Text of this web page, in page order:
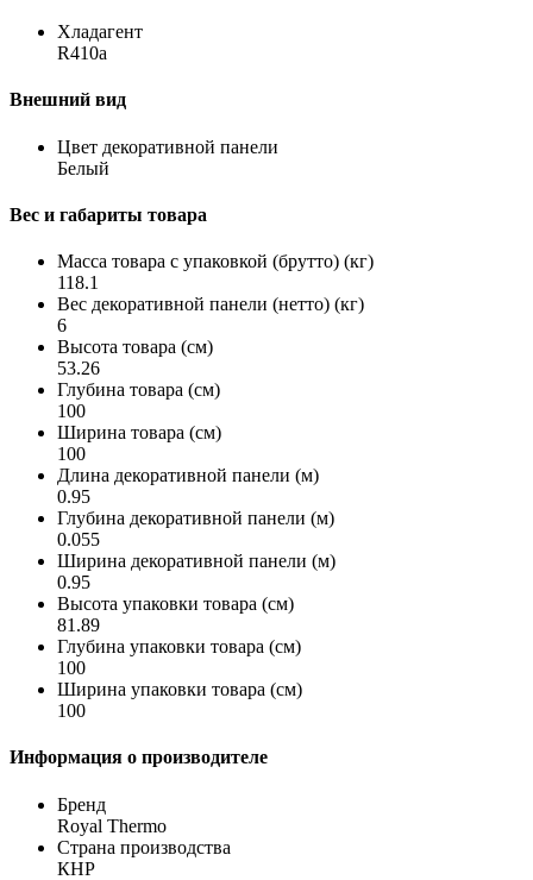
Хладагент
R410a
Внешний вид
Цвет декоративной панели
Белый
Вес и габариты товара
Масса товара с упаковкой (брутто) (кг)
118.1
Вес декоративной панели (нетто) (кг)
6
Высота товара (см)
53.26
Глубина товара (см)
100
Ширина товара (см)
100
Длина декоративной панели (м)
0.95
Глубина декоративной панели (м)
0.055
Ширина декоративной панели (м)
0.95
Высота упаковки товара (см)
81.89
Глубина упаковки товара (см)
100
Ширина упаковки товара (см)
100
Информация о производителе
Бренд
Royal Thermo
Страна производства
КНР